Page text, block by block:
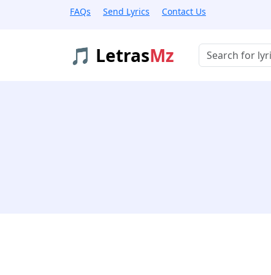
FAQs Send Lyrics Contact Us
🎵 LetrasMz Buscar músicas